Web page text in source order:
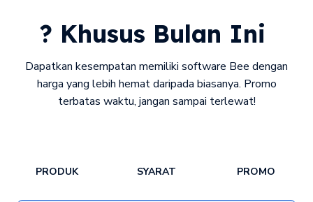
? Khusus Bulan Ini
Dapatkan kesempatan memiliki software Bee dengan
harga yang lebih hemat daripada biasanya. Promo
terbatas waktu, jangan sampai terlewat!
PRODUK SYARAT PROMO